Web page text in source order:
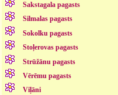
Sakstagala pagasts
Silmalas pagasts
Sokolku pagasts
Stoļerovas pagasts
Strūžānu pagasts
Vērēmu pagasts
Viļāni